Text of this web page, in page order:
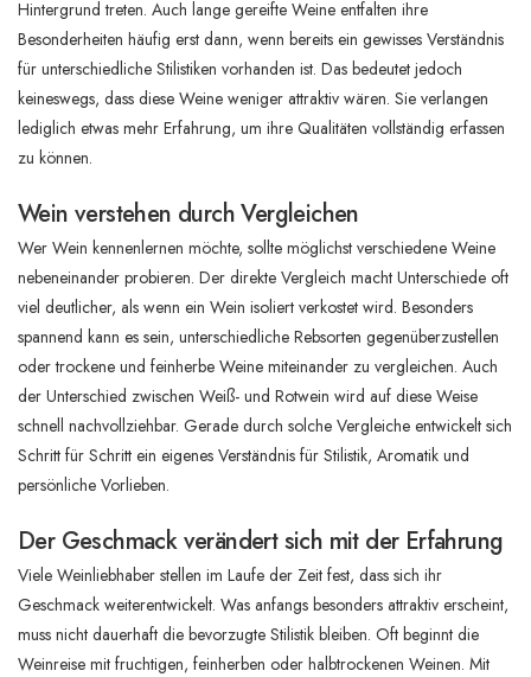
Hintergrund treten. Auch lange gereifte Weine entfalten ihre
Besonderheiten häufig erst dann, wenn bereits ein gewisses Verständnis
für unterschiedliche Stilistiken vorhanden ist. Das bedeutet jedoch
keineswegs, dass diese Weine weniger attraktiv wären. Sie verlangen
lediglich etwas mehr Erfahrung, um ihre Qualitäten vollständig erfassen
zu können.
Wein verstehen durch Vergleichen
Wer Wein kennenlernen möchte, sollte möglichst verschiedene Weine
nebeneinander probieren. Der direkte Vergleich macht Unterschiede oft
viel deutlicher, als wenn ein Wein isoliert verkostet wird. Besonders
spannend kann es sein, unterschiedliche Rebsorten gegenüberzustellen
oder trockene und feinherbe Weine miteinander zu vergleichen. Auch
der Unterschied zwischen Weiß- und Rotwein wird auf diese Weise
schnell nachvollziehbar. Gerade durch solche Vergleiche entwickelt sich
Schritt für Schritt ein eigenes Verständnis für Stilistik, Aromatik und
persönliche Vorlieben.
Der Geschmack verändert sich mit der Erfahrung
Viele Weinliebhaber stellen im Laufe der Zeit fest, dass sich ihr
Geschmack weiterentwickelt. Was anfangs besonders attraktiv erscheint,
muss nicht dauerhaft die bevorzugte Stilistik bleiben. Oft beginnt die
Weinreise mit fruchtigen, feinherben oder halbtrockenen Weinen. Mit